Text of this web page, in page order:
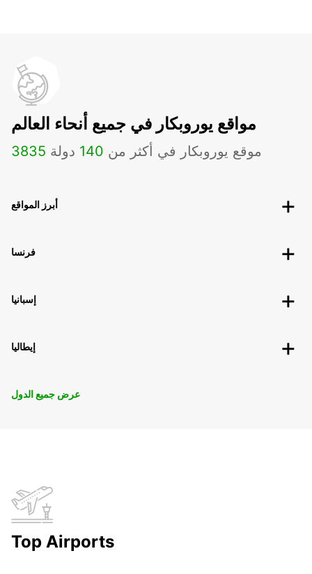
مواقع يوروبكار في جميع أنحاء العالم
3835 موقع يوروبكار في أكثر من 140 دولة
أبرز المواقع
فرنسا
إسبانيا
إيطاليا
عرض جميع الدول
Top Airports